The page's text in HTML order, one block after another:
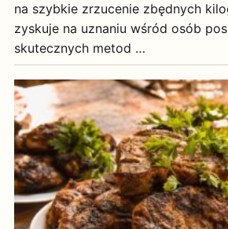
na szybkie zrzucenie zbędnych
zyskuje na uznaniu wśród osób
skutecznych metod …